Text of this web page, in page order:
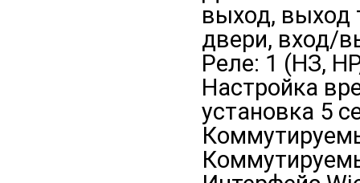
выход, выход
двери, вход/
Реле: 1 (НЗ,
Настройка
установка 5